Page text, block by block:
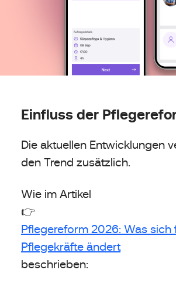
Einfluss der
Die aktuellen Entwicklungen
den Trend zusätzlich.
Wie im Artikel
👉
Pflegereform 2026: Was sich
Pflegekräfte ändert
beschrieben: